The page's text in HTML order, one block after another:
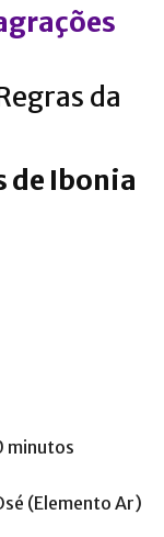
da
Ibonia
minutos
(Elemento Ar)